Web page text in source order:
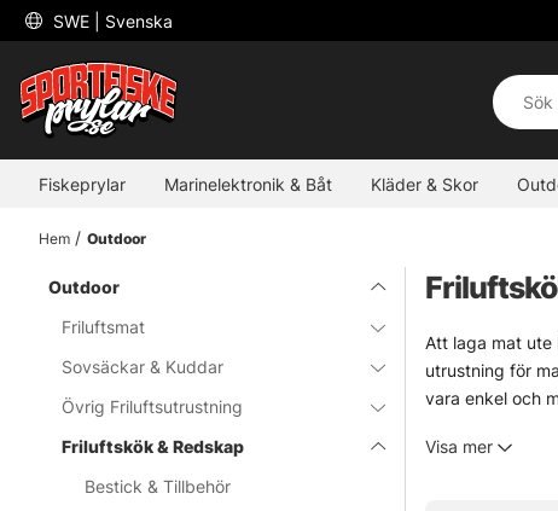
SWE | Svenska
Fiskeprylar Marinelektronik & Båt Kläder & Skor
Hem Outdoor
Outdoor
Friluftsmat
Sovsäckar & Kuddar
Övrig Friluftsutrustning
Friluftskök & Redskap
Bestick & Tillbehör
Att laga mat
utrustning för
vara enkel och
stabilt kök och
Visa mer